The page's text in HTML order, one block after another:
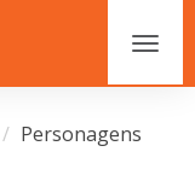
Personagens